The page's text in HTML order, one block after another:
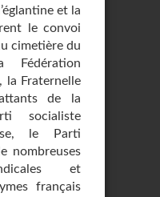
et la
le convoi
cimetière du
Fédération
la Fraternelle
de la
socialiste
le Parti
nombreuses
et
français